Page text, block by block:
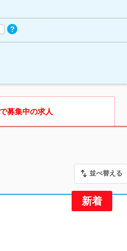
募集中の求人
並べ替える